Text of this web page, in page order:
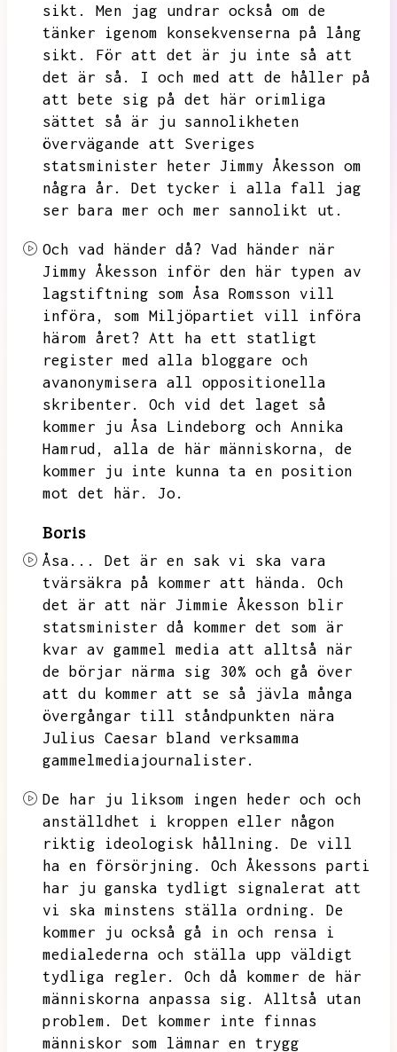
sikt.
Men jag undrar också om de
tänker igenom konsekvenserna på lång
sikt.
För att det är ju inte så att
det är så.
I och med att de håller på
att bete sig på det här orimliga
sättet så är ju sannolikheten
övervägande att Sveriges
statsminister heter Jimmy Åkesson om
några år.
Det tycker i alla fall jag
ser bara mer och mer sannolikt ut.
Och vad händer då? Vad händer när
Jimmy Åkesson inför den här typen av
lagstiftning som Åsa Romsson vill
införa,
som Miljöpartiet vill införa
härom året? Att ha ett statligt
register med alla bloggare och
avanonymisera all oppositionella
skribenter.
Och vid det laget så
kommer ju Åsa Lindeborg och Annika
Hamrud,
alla de här människorna,
de
kommer ju inte kunna ta en position
mot det här.
Jo.
Boris
Åsa...
Det är en sak vi ska vara
tvärsäkra på kommer att hända.
Och
det är att när Jimmie Åkesson blir
statsminister då kommer det som är
kvar av gammel media att alltså när
de börjar närma sig 30% och gå över
att du kommer att se så jävla många
övergångar till ståndpunkten nära
Julius Caesar bland verksamma
gammelmediajournalister.
De har ju liksom ingen heder och och
anställdhet i kroppen eller någon
riktig ideologisk hållning.
De vill
ha en försörjning.
Och Åkessons parti
har ju ganska tydligt signalerat att
vi ska minstens ställa ordning.
De
kommer ju också gå in och rensa i
medialederna och ställa upp väldigt
tydliga regler.
Och då kommer de här
människorna anpassa sig.
Alltså utan
problem.
Det kommer inte finnas
människor som lämnar en trygg